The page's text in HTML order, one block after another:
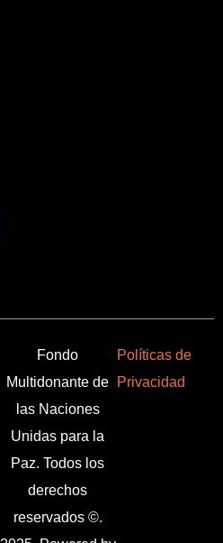
Fondo
Multidonante de
las Naciones
Unidas para la
Paz. Todos los
derechos
reservados ©.
Políticas de
Privacidad